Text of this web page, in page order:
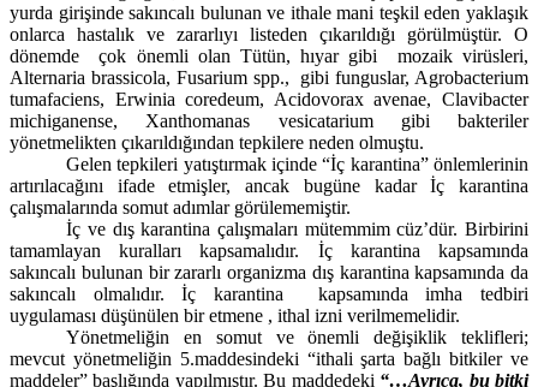
yurda girişinde sakıncalı bulunan ve ithale mani teşkil eden yaklaşık
onlarca hastalık ve zararlıyı listeden çıkarıldığı görülmüştür. O
dönemde
çok önemli olan Tütün, hıyar gibi
mozaik virüsleri,
Alternaria brassicola, Fusarium spp.,
gibi funguslar, Agrobacterium
tumafaciens, Erwinia coredeum, Acidovorax avenae, Clavibacter
michiganense, Xanthomanas vesicatarium gibi bakteriler
yönetmelikten çıkarıldığından tepkilere neden olmuştu.
Gelen tepkileri yatıştırmak içinde “İç karantina” önlemlerinin
artırılacağını ifade etmişler, ancak bugüne kadar İç karantina
çalışmalarında somut adımlar görülememiştir.
İç ve dış karantina çalışmaları mütemmim cüz’dür. Birbirini
tamamlayan kuralları kapsamalıdır. İç karantina kapsamında
sakıncalı bulunan bir zararlı organizma dış karantina kapsamında da
sakıncalı olmalıdır. İç karantina
kapsamında imha tedbiri
uygulaması düşünülen bir etmene , ithal izni verilmemelidir.
Yönetmeliğin en somut ve önemli değişiklik teklifleri;
mevcut yönetmeliğin 5.maddesindeki “ithali şarta bağlı bitkiler ve
maddeler” başlığında yapılmıştır. Bu maddedeki “…Ayrıca, bu bitki